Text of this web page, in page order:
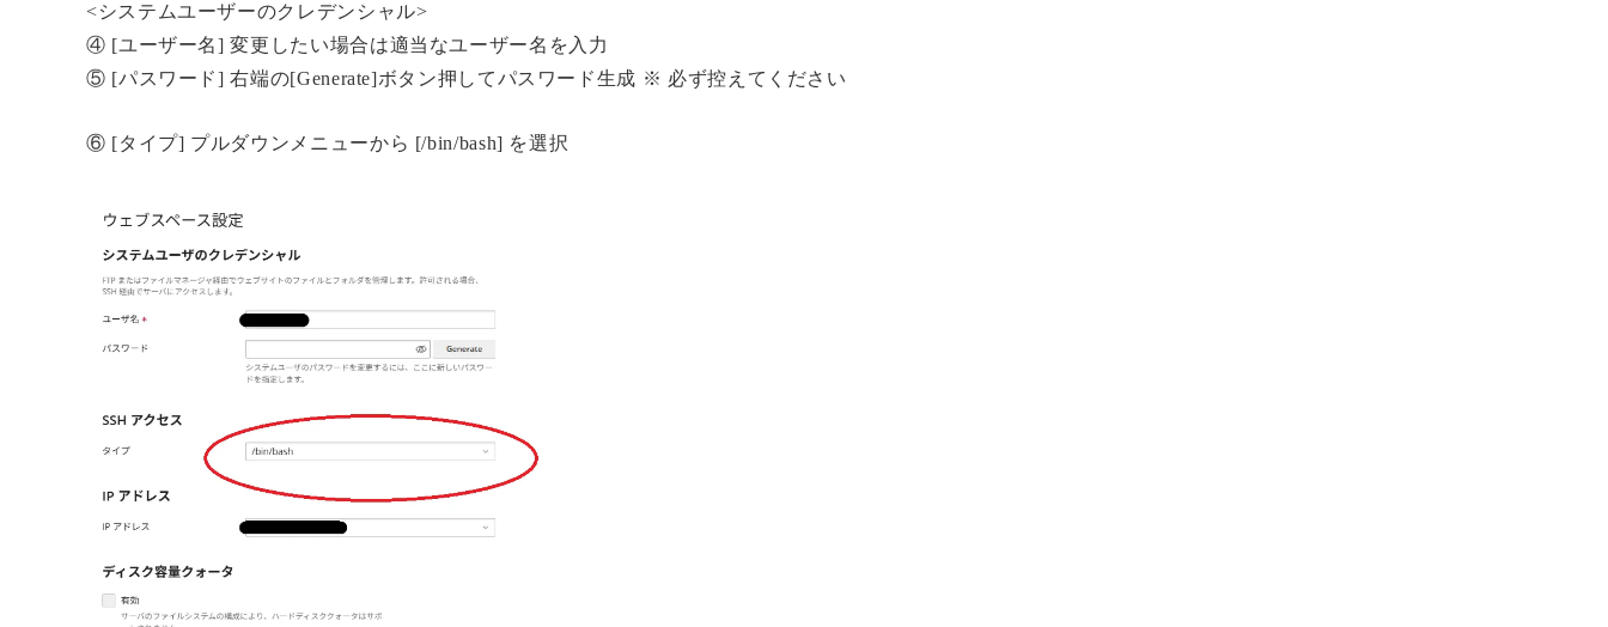
<システムユーザーのクレデンシャル>
④ [ユーザー名] 変更したい場合は適当なユーザー名を入力
⑤ [パスワード] 右端の[Generate]ボタン押してパスワード生成 ※ 必ず控えてください
⑥ [タイプ] プルダウンメニューから [/bin/bash] を選択